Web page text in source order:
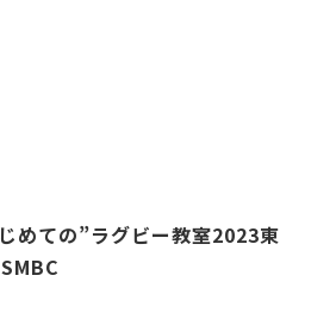
めての”ラグビー教室2023東